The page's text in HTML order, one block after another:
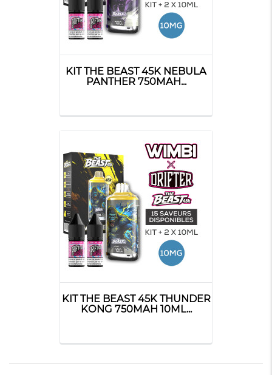
KIT THE BEAST 45K NEBULA
PANTHER 750MAH...
KIT THE BEAST 45K THUNDER
KONG 750MAH 10ML...